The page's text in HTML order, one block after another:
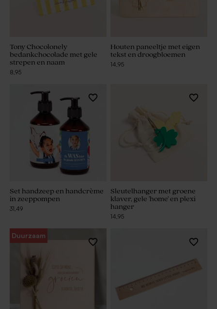
Tony Chocolonely
bedankchocolade met gele
strepen en naam
8,95
Houten paneeltje met eigen
tekst en droogbloemen
14,95
Set handzeep en handcrème
in zeeppompen
31,49
Sleutelhanger met groene
klaver, gele 'home' en plexi
hanger
14,95
Duurzaam